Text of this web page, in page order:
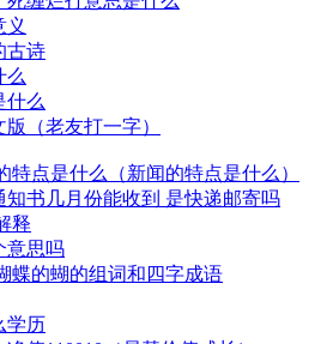
义
古诗
么
什么
（老友打一字）
特点是什么（新闻的特点是什么）
知书几月份能收到 是快递邮寄吗
释
意思吗
蝶的蝴的组词和四字成语
学历